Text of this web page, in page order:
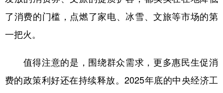
了消费的门槛，点燃了家电、冰雪、文旅等市场的第
一把火。
值得注意的是，围绕群众需求，更多惠民生促消
费的政策利好还在持续释放。2025年底的中央经济工